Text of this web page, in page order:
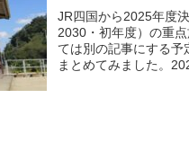
JR四国から2025年度
2030・初年度）の重
ては別の記事にする
まとめてみました。